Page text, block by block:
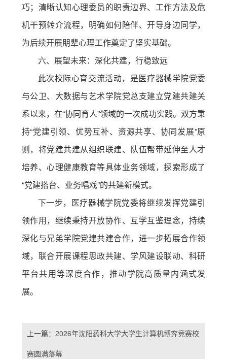
巧；清晰认知心理委员的职责边界、工作方法及危
机干预转介流程，明确如何陪伴、开导身边同学，
为后续开展朋辈心理工作奠定了坚实基础。
六、展望未来：深化共建，行稳致远
此次校际心育交流活动，是医疗器械学院党委
与公卫、大数据与艺术学院党总支建立党建共建关
系以来，在“协同育人”领域的一次成功实践。双方秉
持“党建引领、优势互补、资源共享、协同发展”原
则，将党建共建从组织联建、队伍帮带延伸至人才
培养、心理健康教育等具体业务领域，探索形成了
“党建搭台、业务唱戏”的共建新模式。
下一步，医疗器械学院党委将继续发挥党建引
领作用，继续秉持开放协作、互学互鉴理念，持续
深化与兄弟学院党建共建合作，进一步拓展合作领
域，联合开展课程思政共建、学风建设联动、科研
平台共用等深度合作，推动学院高质量内涵式发
展。
上一篇： 2026年沈阳药科大学大学生计算机博弈竞赛校
赛圆满落幕